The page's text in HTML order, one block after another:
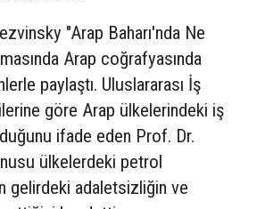
"Arap Baharı'nda Ne
Arap coğrafyasında
paylaştı. Uluslararası İş
göre Arap ülkelerindeki iş
ifade eden Prof. Dr.
ülkelerdeki petrol
gelirdeki adaletsizliğin ve